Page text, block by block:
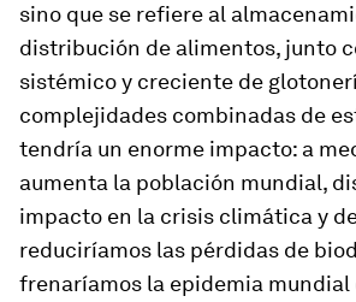
sino que se refiere al
distribución de alimentos, junto
sistémico y creciente de
complejidades combinadas de
tendría un enorme impacto: a
aumenta la población mundial,
impacto en la crisis climática y
reduciríamos las pérdidas de
frenaríamos la epidemia mundial